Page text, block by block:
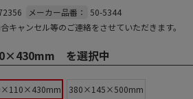
メーカー品番：
50-5344
キャンセル等のご連絡をさせていただきます。
を選択中
380×145×500mm